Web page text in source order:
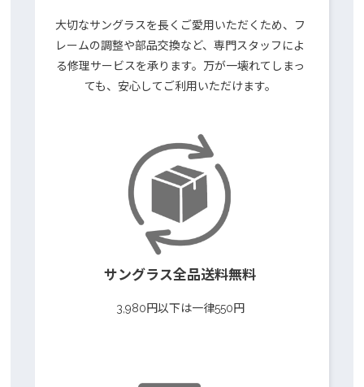
大切なサングラスを長くご愛用いただくため、フ
レームの調整や部品交換など、専門スタッフによ
る修理サービスを承ります。万が一壊れてしまっ
ても、安心してご利用いただけます。
サングラス全品送料無料
3,980円以下は一律550円